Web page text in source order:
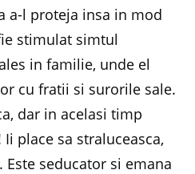
a-l proteja insa in mod
stimulat simtul
in familie, unde el
cu fratii si surorile sale.
dar in acelasi timp
place sa straluceasca,
seducator si emana